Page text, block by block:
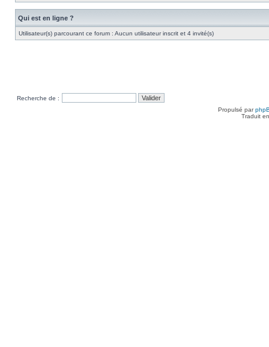
Qui est en ligne ?
Utilisateur(s) parcourant ce forum : Aucun utilisateur inscrit et 4 invité(s)
Recherche de :
Propulsé par
Traduit